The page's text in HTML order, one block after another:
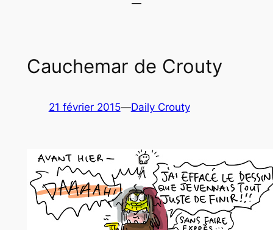
Cauchemar de Crouty
21 février 2015—Daily Crouty